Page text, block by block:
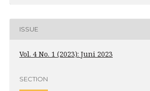
ISSUE
Vol. 4 No. 1 (2023): Juni 2023
SECTION